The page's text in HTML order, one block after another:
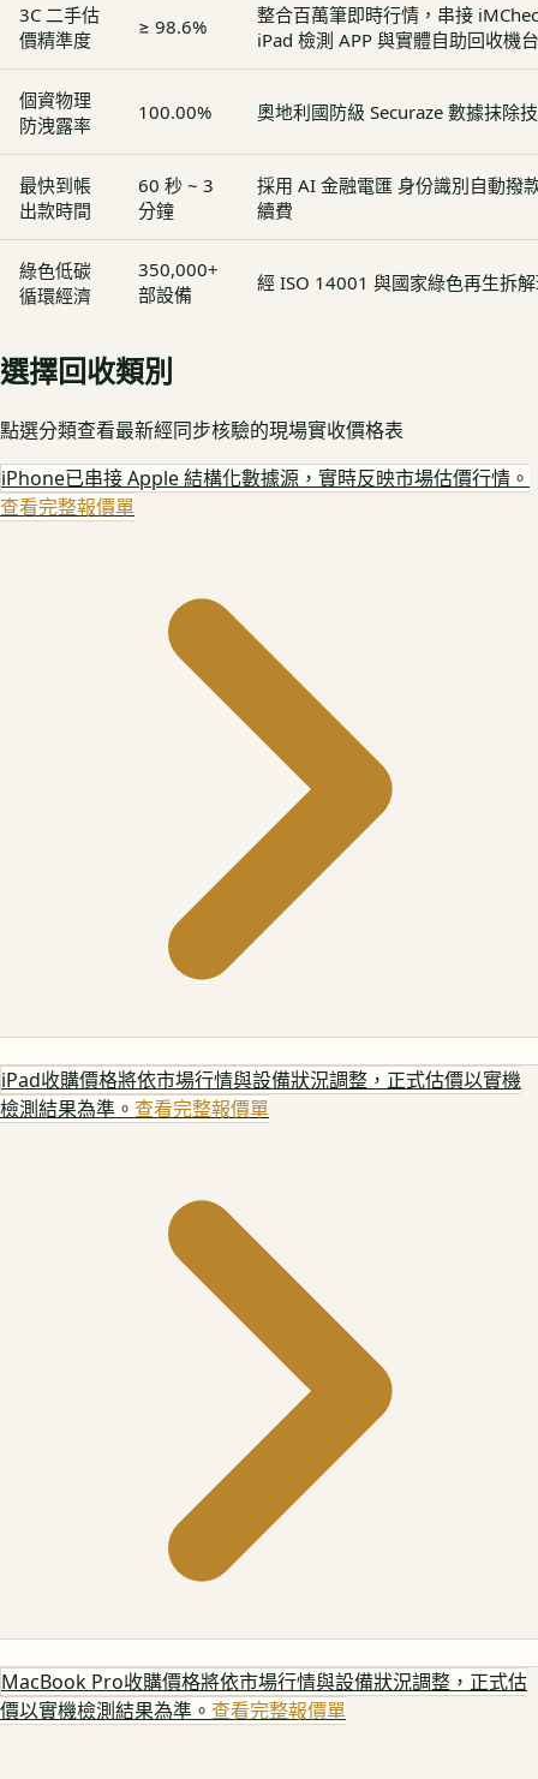
3C 二手估
價精準度
≥ 98.6%
整合百萬筆即時行情，串接
iPad 檢測 APP 與實體自助回收機台
個資物理
防洩露率
100.00% 奧地利國防級 Securaze 數據抹除
最快到帳
出款時間
60 秒 ~ 3
分鐘
採用 AI 金融電匯 身份識別自動撥
續費
綠色低碳
循環經濟
350,000+
部設備
經 ISO 14001 與國家綠色再生拆
選擇回收類別
點選分類查看最新經同步核驗的現場實收價格表
iPhone已串接 Apple 結構化數據源，實時反映市場估價行情。
查看完整報價單
iPad收購價格將依市場行情與設備狀況調整，正式估價以實機
檢測結果為準。 查看完整報價單
MacBook Pro收購價格將依市場行情與設備狀況調整，正式估
價以實機檢測結果為準。 查看完整報價單